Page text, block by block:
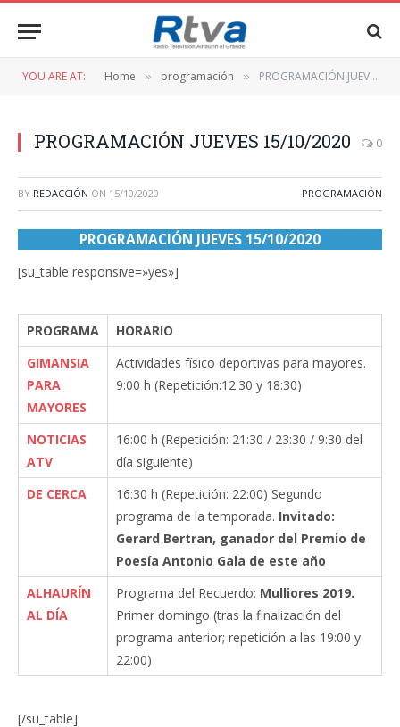
YOU ARE AT: Home » programación » PROGRAMACIÓN JUEVES 15/10/2020
PROGRAMACIÓN JUEVES 15/10/2020 0
BY REDACCIÓN ON 15/10/2020 PROGRAMACIÓN
PROGRAMACIÓN JUEVES 15/10/2020
[su_table responsive=»yes»]
PROGRAMA
HORARIO
GIMANSIA
PARA
MAYORES
Actividades físico deportivas para mayores.
9:00 h (Repetición:12:30 y 18:30)
NOTICIAS
ATV
16:00 h (Repetición: 21:30 / 23:30 / 9:30 del
día siguiente)
DE CERCA
16:30 h (Repetición: 22:00) Segundo
programa de la temporada. Invitado:
Gerard Bertran, ganador del Premio de
Poesía Antonio Gala de este año
ALHAURÍN
AL DÍA
Programa del Recuerdo: Mulliores 2019.
Primer domingo (tras la finalización del
programa anterior; repetición a las 19:00 y
22:00)
[/su_table]